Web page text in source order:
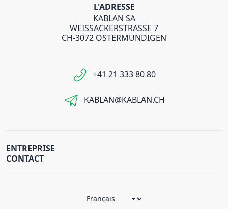
L'ADRESSE
KABLAN SA
WEISSACKERSTRASSE 7
CH-3072 OSTERMUNDIGEN
+41 21 333 80 80
KABLAN@KABLAN.CH
ENTREPRISE
CONTACT